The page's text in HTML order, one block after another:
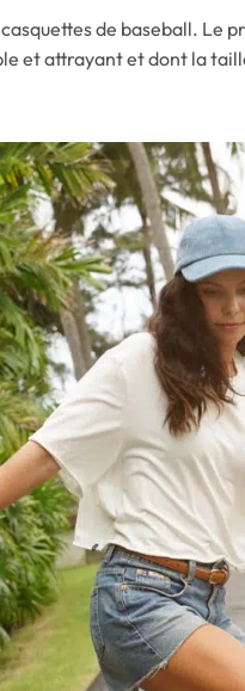
de baseball. Le
et attrayant et dont la